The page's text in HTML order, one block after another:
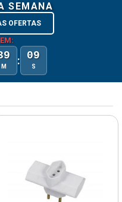
SEMANA
OFERTAS
M : 09
S